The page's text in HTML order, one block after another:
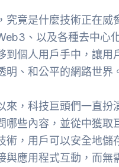
究竟是什麼技術正在威
、以及各種去中心
到個人用戶手中，讓用
明、和公平的網路世界
來，科技巨頭們一直扮
哪些內容，並從中獲取
術，用戶可以安全地
與應用程式互動，而